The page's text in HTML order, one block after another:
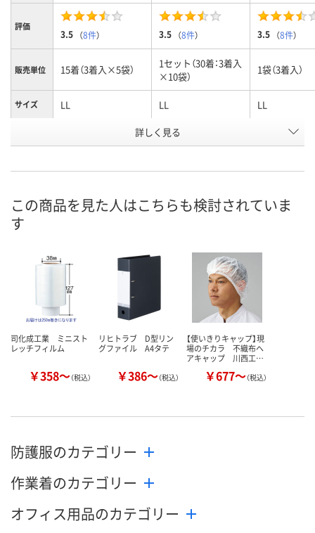
評価
3.5 （8件） 3.5 （8件） 3.5 （8件）
販売単位 15着（3着入×5袋）
1セット（30着：3着入
×10袋）
1袋（3着入）
サイズ LL LL LL
1999956 1990567
8月11日（火）
カゴへ カゴへ
詳しく見る
この商品を見た人はこちらも検討されていま
す
司化成工業 ミニスト
レッチフィルム
￥358～（税込）
リヒトラブ D型リン
グファイル A4タテ
￥386～（税込）
【使いきりキャップ】現
場のチカラ 不織布ヘ
アキャップ 川西工…
￥677～（税込）
防護服のカテゴリー
作業着のカテゴリー
オフィス用品のカテゴリー